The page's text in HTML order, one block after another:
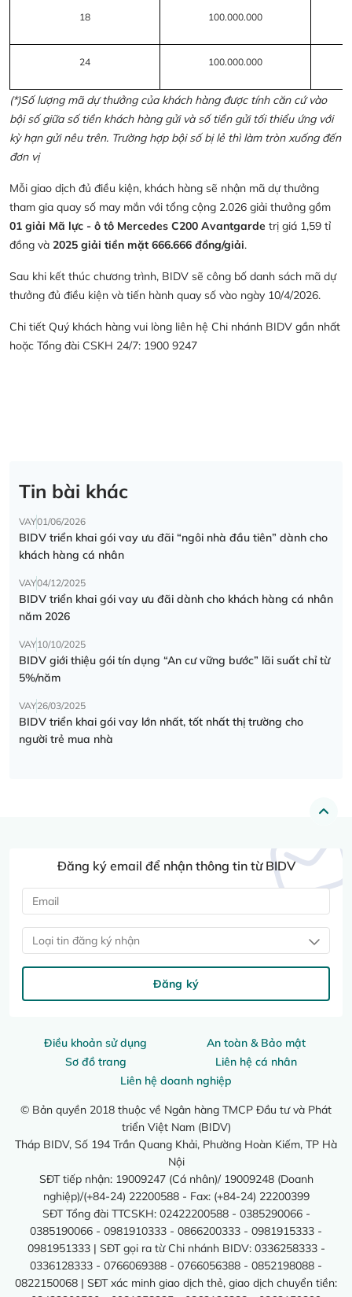
18 100.000.000
24 100.000.000
(*)Số lượng mã dự thưởng của khách hàng được tính căn cứ vào
bội số giữa số tiền khách hàng gửi và số tiền gửi tối thiểu ứng với
kỳ hạn gửi nêu trên. Trường hợp bội số bị lẻ thì làm tròn xuống đến
đơn vị
Mỗi giao dịch đủ điều kiện, khách hàng sẽ nhận mã dự thưởng
tham gia quay số may mắn với tổng cộng 2.026 giải thưởng gồm
01 giải Mã lực - ô tô Mercedes C200 Avantgarde trị giá 1,59 tỉ
đồng và 2025 giải tiền mặt 666.666 đồng/giải.
Sau khi kết thúc chương trình, BIDV sẽ công bố danh sách mã dự
thưởng đủ điều kiện và tiến hành quay số vào ngày 10/4/2026.
Chi tiết Quý khách hàng vui lòng liên hệ Chi nhánh BIDV gần nhất
hoặc Tổng đài CSKH 24/7: 1900 9247
Tin bài khác
VAY01/06/2026
BIDV triển khai gói vay ưu đãi “ngôi nhà đầu tiên” dành cho
khách hàng cá nhân
VAY04/12/2025
BIDV triển khai gói vay ưu đãi dành cho khách hàng cá nhân
năm 2026
VAY10/10/2025
BIDV giới thiệu gói tín dụng “An cư vững bước” lãi suất chỉ từ
5%/năm
VAY26/03/2025
BIDV triển khai gói vay lớn nhất, tốt nhất thị trường cho
người trẻ mua nhà
Điều khoản sử dụng
An toàn & Bảo mật
Sơ đồ trang
Liên hệ cá nhân
Liên hệ doanh nghiệp
© Bản quyền 2018 thuộc về Ngân hàng TMCP Đầu tư và Phát
triển Việt Nam (BIDV)
Tháp BIDV, Số 194 Trần Quang Khải, Phường Hoàn Kiếm, TP Hà
Nội
SĐT tiếp nhận: 19009247 (Cá nhân)/ 19009248 (Doanh
nghiệp)/(+84-24) 22200588 - Fax: (+84-24) 22200399
SĐT Tổng đài TTCSKH: 02422200588 - 0385290066 -
0385190066 - 0981910333 - 0866200333 - 0981915333 -
0981951333 | SĐT gọi ra từ Chi nhánh BIDV: 0336258333 -
0336128333 - 0766069388 - 0766056388 - 0852198088 -
0822150068 | SĐT xác minh giao dịch thẻ, giao dịch chuyển tiền:
Đăng ký email để nhận thông tin từ BIDV
Loại tin đăng ký nhận
Đăng ký